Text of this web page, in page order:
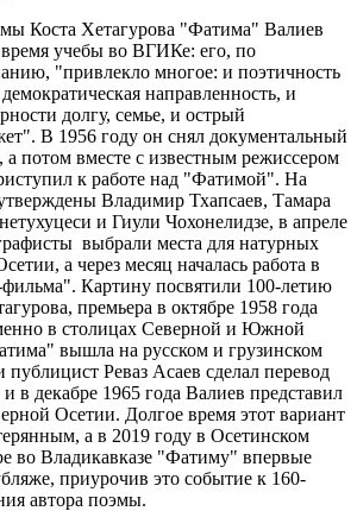
Коста Хетагурова "Фатима" Валиев
учебы во ВГИКе: его, по
"привлекло многое: и поэтичность
направленность, и
долгу, семье, и острый
В 1956 году он снял документальный
потом вместе с известным режиссером
к работе над "Фатимой". На
Владимир Тхапсаев, Тамара
и Гиули Чохонелидзе, в апреле
выбрали места для натурных
а через месяц началась работа в
Картину посвятили 100-летию
премьера в октябре 1958 года
в столицах Северной и Южной
вышла на русском и грузинском
публицист Реваз Асаев сделал перевод
в декабре 1965 года Валиев представил
Осетии. Долгое время этот вариант
а в 2019 году в Осетинском
во Владикавказе "Фатиму" впервые
приурочив это событие к 160-
автора поэмы.